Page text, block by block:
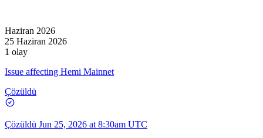
Haziran 2026
25 Haziran 2026
1 olay
Issue affecting Hemi Mainnet
Çözüldü
Çözüldü Jun 25, 2026 at 8:30am UTC